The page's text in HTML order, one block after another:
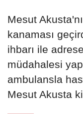
Mesut
kanaması
ihbarı ile
müdahalesi
ambulansla
Mesut Akusta